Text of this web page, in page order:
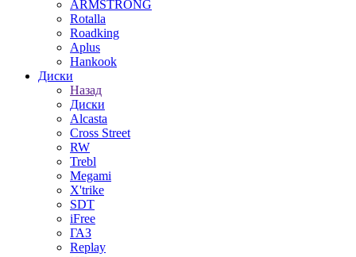
ARMSTRONG
Rotalla
Roadking
Aplus
Hankook
Диски
Назад
Диски
Alcasta
Cross Street
RW
Trebl
Megami
X'trike
SDT
iFree
ГАЗ
Replay